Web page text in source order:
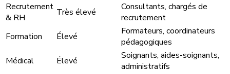
Recrutement
& RH
Très élevé
Consultants, chargés de
recrutement
Formation
Élevé
Formateurs, coordinateurs
pédagogiques
Médical
Élevé
Soignants, aides-soignants,
administratifs